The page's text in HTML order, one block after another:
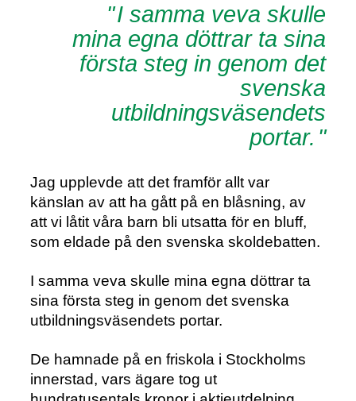
I samma veva skulle
mina egna döttrar ta sina
första steg in genom det
svenska
utbildningsväsendets
portar.
Jag upplevde att det framför allt var
känslan av att ha gått på en blåsning, av
att vi låtit våra barn bli utsatta för en bluff,
som eldade på den svenska skoldebatten.
I samma veva skulle mina egna döttrar ta
sina första steg in genom det svenska
utbildningsväsendets portar.
De hamnade på en friskola i Stockholms
innerstad, vars ägare tog ut